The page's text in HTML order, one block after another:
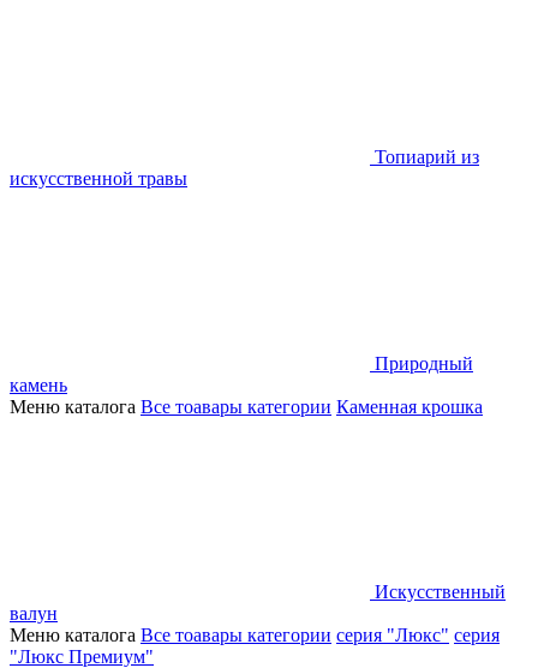
Топиарий из
искусственной травы
Природный
камень
Меню каталога Все тоавары категории Каменная крошка
Искусственный
валун
Меню каталога Все тоавары категории серия "Люкс" серия
"Люкс Премиум"